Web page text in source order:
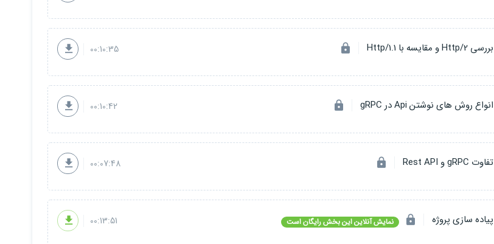
بررسی Http/2 و مقایسه با Http/1.1 00:10:35
انواع روش های نوشتن Api در gRPC 00:10:42
تفاوت gRPC و Rest API 00:07:48
پیاده سازی پروژه نمایش آنلاین این بخش رایگان است 00:13:51